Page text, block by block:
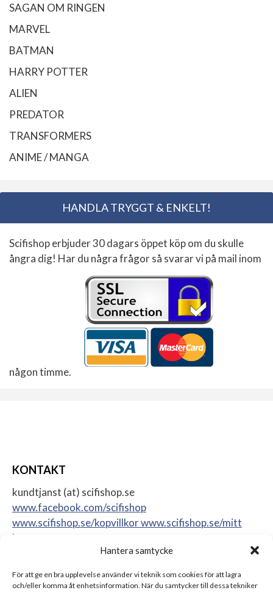
Hantera samtycke
För att ge en bra upplevelse använder vi teknik som cookies för att lagra
och/eller komma åt enhetsinformation. När du samtycker till dessa tekniker
SAGAN OM RINGEN
MARVEL
BATMAN
HARRY POTTER
ALIEN
PREDATOR
TRANSFORMERS
ANIME / MANGA
HANDLA TRYGGT & ENKELT!
Scifishop erbjuder 30 dagars öppet köp om du skulle
ångra dig! Har du några frågor så svarar vi på mail inom
någon timme.
KONTAKT
kundtjanst (at) scifishop.se
www.facebook.com/scifishop
www.scifishop.se/kopvillkorwww.scifishop.se/mitt
konto
Sweden